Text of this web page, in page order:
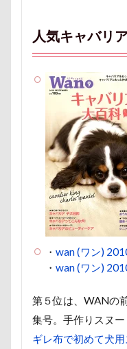
人気キャバリ
・ wan (ワン)
・ wan (ワン)
第５位は、WANの
集号。手作りスヌ
ギレ布で初めて犬
雪
雨 雑
長野県
長野原
長持ちオヤツ
銀座ミレージャギャ
野菜ジャーキー
顔スワップ
那
鵜の浜海岸
鳩
鬼押出し園
駄
飼い主似
顔
食欲魔人
食器
食べたい
飛行
赤ちゃん
貸し
譲渡会
謹賀新
誕生日
試着